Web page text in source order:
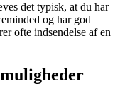
det typisk, at du har
og har god
ofte indsendelse af en